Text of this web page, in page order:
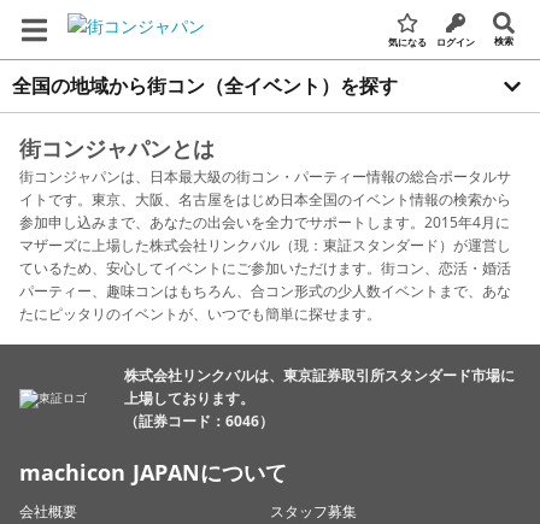
気になる ログイン 検索
全国の地域から街コン（全イベント）を探す
街コンジャパンとは
街コンジャパンは、日本最大級の街コン・パーティー情報の総合ポータルサ
イトです。東京、大阪、名古屋をはじめ日本全国のイベント情報の検索から
参加申し込みまで、あなたの出会いを全力でサポートします。2015年4月に
マザーズに上場した株式会社リンクバル（現：東証スタンダード）が運営し
ているため、安心してイベントにご参加いただけます。街コン、恋活・婚活
パーティー、趣味コンはもちろん、合コン形式の少人数イベントまで、あな
たにピッタリのイベントが、いつでも簡単に探せます。
株式会社リンクバルは、東京証券取引所スタンダード市場に
上場しております。
（証券コード：6046）
machicon JAPANについて
会社概要
スタッフ募集